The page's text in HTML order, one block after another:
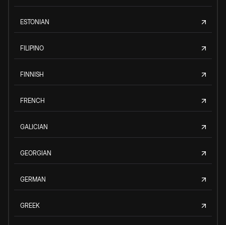
ESTONIAN
FILIPINO
FINNISH
FRENCH
GALICIAN
GEORGIAN
GERMAN
GREEK